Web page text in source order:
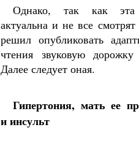
Однако, так как
актуальна и не все
решил опубликовать
чтения звуковую
Далее следует оная.
Гипертония, мать ее
и инсульт